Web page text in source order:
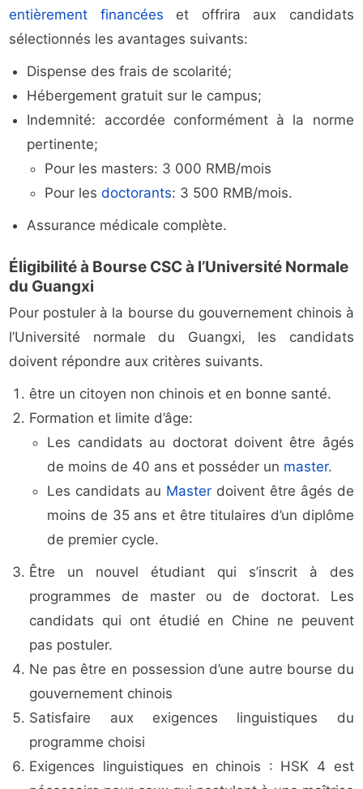
entièrement financées et offrira aux candidats
sélectionnés les avantages suivants:
Dispense des frais de scolarité;
Hébergement gratuit sur le campus;
Indemnité: accordée conformément à la norme
pertinente;
Pour les masters: 3 000 RMB/mois
Pour lesdoctorants: 3 500 RMB/mois.
Assurance médicale complète.
Éligibilité à Bourse CSC à l’Université Normale
du Guangxi
Pour postuler à la bourse du gouvernement chinois à
l’Université normale du Guangxi, les candidats
doivent répondre aux critères suivants.
être un citoyen non chinois et en bonne santé.
Formation et limite d’âge:
Les candidats au doctorat doivent être âgés
de moins de 40 ans et posséder un master.
Les candidats au Master doivent être âgés de
moins de 35 ans et être titulaires d’un diplôme
de premier cycle.
Être un nouvel étudiant qui s’inscrit à des
programmes de master ou de doctorat. Les
candidats qui ont étudié en Chine ne peuvent
pas postuler.
Ne pas être en possession d’une autre bourse du
gouvernement chinois
Satisfaire aux exigences linguistiques du
programme choisi
Exigences linguistiques en chinois : HSK 4 est